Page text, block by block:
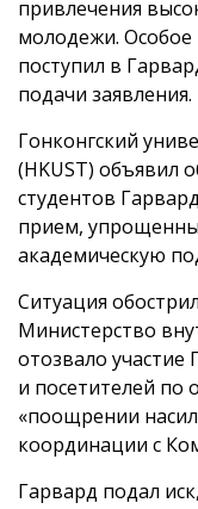
привлечения
молодежи. Особое
поступил в
подачи заявления.
Гонконгский
(HKUST) объявил
студентов
прием,
академическую
Ситуация
Министерство
отозвало участие
и посетителей по
«поощрении
координации с
Гарвард подал